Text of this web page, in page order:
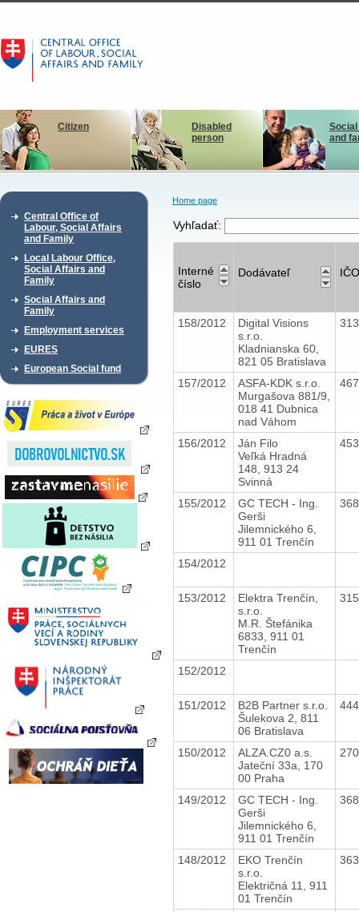
Citizen
Disabled
person
and
Central Office of
Labour, Social Affairs
and Family
Local Labour Office,
Social Affairs and
Family
Social Affairs and
Family
Employment services
EURES
European Social fund
Home page
Vyhľadať:
Interné
číslo
Dodávateľ IČO
158/2012
Digital Visions
s.r.o.
Kladnianska 60,
821 05 Bratislava
157/2012
ASFA-KDK s.r.o.
Murgašova 881/9,
018 41 Dubnica
nad Váhom
156/2012
Ján Filo
Veľká Hradná
148, 913 24
Svinná
155/2012
GC TECH - Ing.
Gerši
Jilemnického 6,
911 01 Trenčín
154/2012
153/2012
Elektra Trenčín,
s.r.o.
M.R. Štefánika
6833, 911 01
Trenčín
152/2012
151/2012
B2B Partner s.r.o.
Šulekova 2, 811
06 Bratislava
150/2012
ALZA.CZ0 a.s.
Jateční 33a, 170
00 Praha
149/2012
GC TECH - Ing.
Gerši
Jilemnického 6,
911 01 Trenčín
148/2012
EKO Trenčín
s.r.o.
Električná 11, 911
01 Trenčín